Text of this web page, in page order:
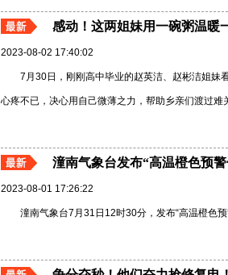
感动！这两姐妹用一碗粥温暖
2023-08-02 17:40:02
7月30日，刚刚高中毕业的赵英洁、赵彬洁姐妹
心疼不已，决心用自己微薄之力，帮助乡亲们渡过难
潼南气象台发布“高温橙色预
2023-08-01 17:26:22
潼南气象台7月31日12时30分，发布“高温橙色预